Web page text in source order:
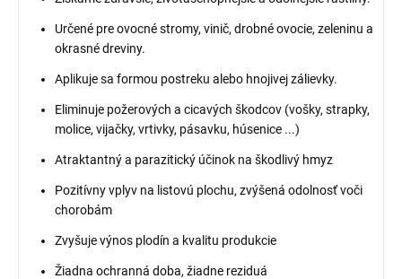
Určené pre ovocné stromy, vinič, drobné ovocie, zeleninu a
okrasné dreviny.
Aplikuje sa formou postreku alebo hnojivej zálievky.
Eliminuje požerových a cicavých škodcov (vošky, strapky,
molice, vijačky, vrtivky, pásavku, húsenice ...)
Atraktantný a parazitický účinok na škodlivý hmyz
Pozitívny vplyv na listovú plochu, zvýšená odolnosť voči
chorobám
Zvyšuje výnos plodín a kvalitu produkcie
Žiadna ochranná doba, žiadne reziduá